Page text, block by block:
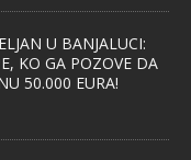
U BANJALUCI:
KO GA POZOVE DA
50.000 EURA!